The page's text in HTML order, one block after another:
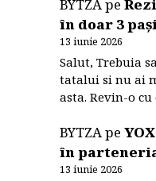
BYTZApe
în doar 3
13 iunie 2026
Salut, Trebuia
tatalui si nu ai
asta. Revin-o
BYTZApe
în
13 iunie 2026